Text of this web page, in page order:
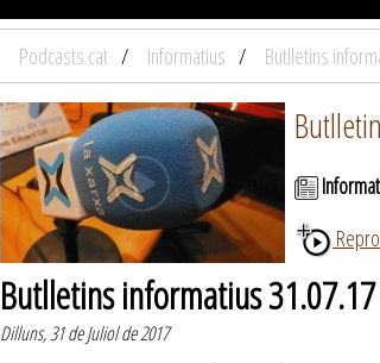
Podcasts.cat Informatius Butlletins
Butlletins informatius
Dilluns, 31 de Juliol de 2017